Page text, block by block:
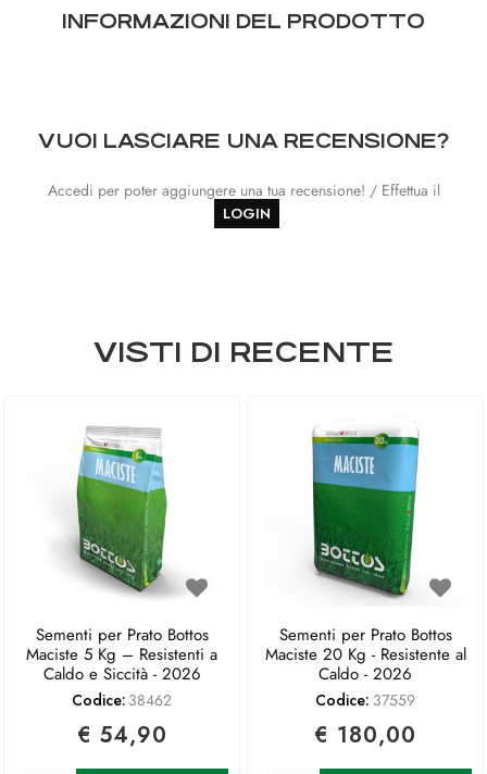
INFORMAZIONI DEL PRODOTTO
VUOI LASCIARE UNA RECENSIONE?
Accedi per poter aggiungere una tua recensione! / Effettua il
LOGIN
VISTI DI RECENTE
Sementi per Prato Bottos
Maciste 5 Kg – Resistenti a
Caldo e Siccità - 2026
Codice: 38462
€ 54,90
Sementi per Prato Bottos
Maciste 20 Kg - Resistente al
Caldo - 2026
Codice: 37559
€ 180,00